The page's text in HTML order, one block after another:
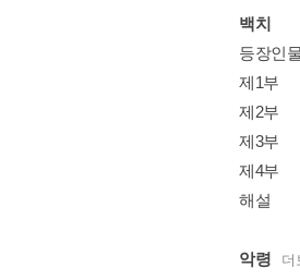
백치
등장인
제1부
제2부
제3부
제4부
해설
악령 더